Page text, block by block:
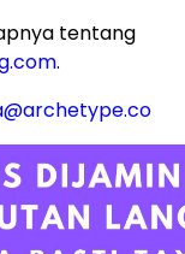
tentang
.